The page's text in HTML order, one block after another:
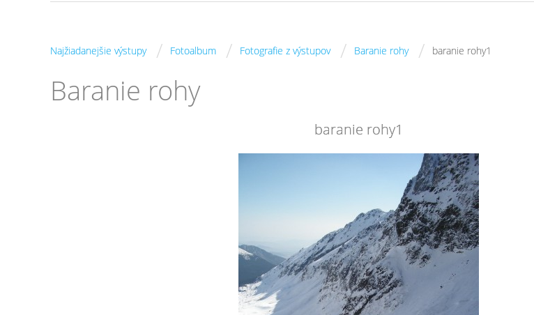
Najžiadanejšie výstupy / Fotoalbum / Fotografie z výstupov / Baranie rohy / baranie rohy1
Baranie rohy
baranie rohy1